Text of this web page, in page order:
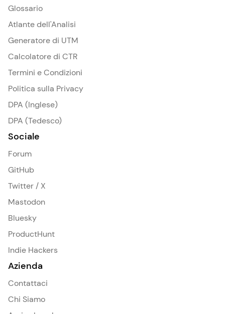
Glossario
Atlante dell'Analisi
Generatore di UTM
Calcolatore di CTR
Termini e Condizioni
Politica sulla Privacy
DPA (Inglese)
DPA (Tedesco)
Sociale
Forum
GitHub
Twitter / X
Mastodon
Bluesky
ProductHunt
Indie Hackers
Azienda
Contattaci
Chi Siamo